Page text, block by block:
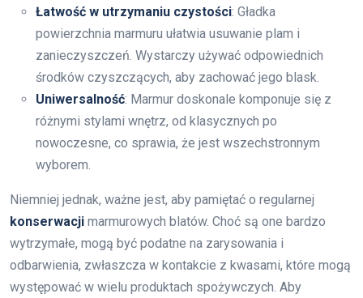
Łatwość w utrzymaniu czystości: Gładka
powierzchnia marmuru ułatwia usuwanie plam i
zanieczyszczeń. Wystarczy używać odpowiednich
środków czyszczących, aby zachować jego blask.
Uniwersalność: Marmur doskonale komponuje się z
różnymi stylami wnętrz, od klasycznych po
nowoczesne, co sprawia, że jest wszechstronnym
wyborem.
Niemniej jednak, ważne jest, aby pamiętać o regularnej
konserwacji marmurowych blatów. Choć są one bardzo
wytrzymałe, mogą być podatne na zarysowania i
odbarwienia, zwłaszcza w kontakcie z kwasami, które mogą
występować w wielu produktach spożywczych. Aby